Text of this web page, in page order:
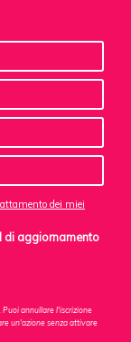
dei miei
di aggiornamento
Puoi annullare l'iscrizione
un'azione senza attivare